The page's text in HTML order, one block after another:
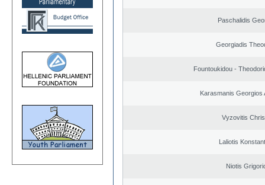
Paschalidis
Georgiadis
Fountoukidou -
Karasmanis Georgios
Vyzovitis
Laliotis
Niotis